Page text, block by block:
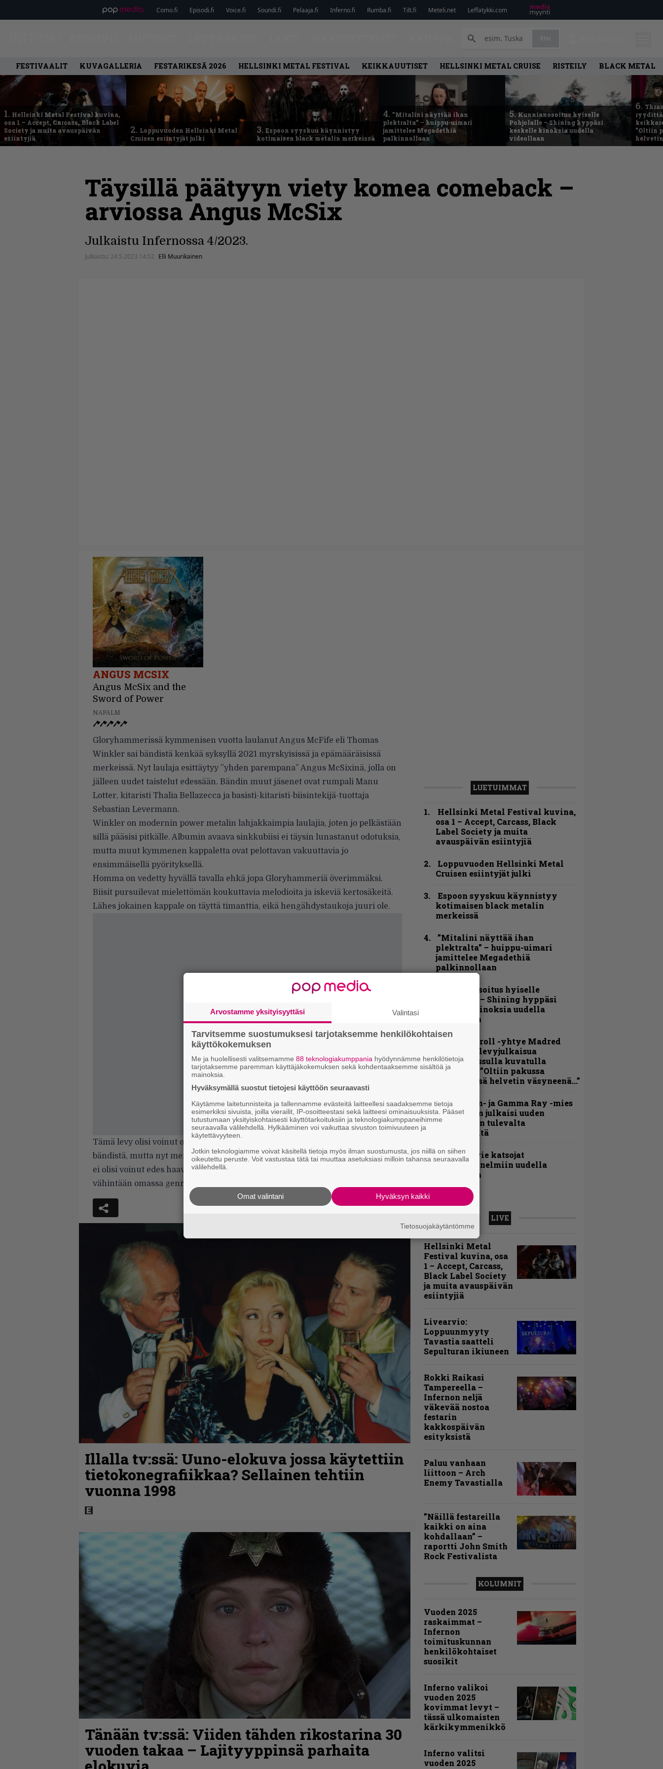
Como.fi Episodi.fi Voice.fi Soundi.fi Pelaaja.fi Inferno.fi Rumba.fi Tilt.fi Meteli.net Leffatykki.com
FESTIVAALIT KUVAGALLERIA FESTARIKESÄ 2026 HELLSINKI METAL FESTIVAL KEIKKAUUTISET HELLSINKI METAL CRUISE RISTEILY BLACK METAL
1. Hellsinki Metal Festival kuvina,
osa 1 – Accept, Carcass, Black Label
Society ja muita avauspäivän
esiintyjiä
2. Loppuvuoden Hellsinki Metal
Cruisen esiintyjät julki
3. Espoon syyskuu käynnistyy
kotimaisen black metalin merkeissä
4. ”Mitalini näyttää ihan
plektralta” – huippu-uimari
jamittelee Megadethiä
palkinnollaan
5. Kunnianosoitus hyiselle
Pohjolalle – Shining hyppäsi
keskelle kinoksia uudella
videollaan
6.
”Oltiin
Täysillä päätyyn viety komea comeback –
arviossa Angus McSix
Julkaistu Infernossa 4/2023.
Julkaistu: 24.5.2023 14:52 Elli Muurikainen
ANGUS MCSIX
Angus McSix and the
Sword of Power
NAPALM
Gloryhammerissä kymmenisen vuotta laulanut Angus McFife eli Thomas
Winkler sai bändistä kenkää syksyllä 2021 myrskyisissä ja epämääräisissä
merkeissä. Nyt laulaja esittäytyy ”yhden parempana” Angus McSixinä, jolla on
jälleen uudet taistelut edessään. Bändin muut jäsenet ovat rumpali Manu
Lotter, kitaristi Thalia Bellazecca ja basisti-kitaristi-biisintekijä-tuottaja
Sebastian Levermann.
Winkler on modernin power metalin lahjakkaimpia laulajia, joten jo pelkästään
sillä pääsisi pitkälle. Albumin avaava sinkkubiisi ei täysin lunastanut odotuksia,
mutta muut kymmenen kappaletta ovat pelottavan vakuuttavia jo
ensimmäisellä pyörityksellä.
Homma on vedetty hyvällä tavalla ehkä jopa Gloryhammeriä överimmäksi.
Biisit pursuilevat mielettömän koukuttavia melodioita ja iskeviä kertosäkeitä.
Lähes jokainen kappale on täyttä timanttia, eikä hengähdystaukoja juuri ole.
Tämä levy olisi voinut olla käppäistä b-luokan toisintoa solistin aiemmasta
bändistä, mutta nyt mentiinkin täysillä päätyyn. Komeammasta comebackistä
ei olisi voinut edes haaveilla. Tämän on oltava vuoden kovimpia levyjä,
vähintään omassa genressään.
Illalla tv:ssä: Uuno-elokuva jossa käytettiin
tietokonegrafiikkaa? Sellainen tehtiin
vuonna 1998
Tänään tv:ssä: Viiden tähden rikostarina 30
vuoden takaa – Lajityyppinsä parhaita
LUETUIMMAT
Hellsinki Metal Festival kuvina,
osa 1 – Accept, Carcass, Black
Label Society ja muita
avauspäivän esiintyjiä
Loppuvuoden Hellsinki Metal
Cruisen esiintyjät julki
Espoon syyskuu käynnistyy
kotimaisen black metalin
merkeissä
”Mitalini näyttää ihan
plektralta” – huippu-uimari
jamittelee Megadethiä
palkinnollaan
Kunnianosoitus hyiselle
Pohjolalle – Shining hyppäsi
keskelle kinoksia uudella
videollaan
Thrash ’n’ roll -yhtye Madred
ryydittää levyjulkaisua
keikkareissulla kuvatulla
videolla – ”Oltiin pakussa
kusihädässä helvetin väsyneenä…”
Helloween- ja Gamma Ray -mies
Kai Hansen julkaisi uuden
maistiaisen tulevalta
soololevyltä
Anthrax vie katsojat
keikkatunnelmiin uudella
videollaan
LIVE
Hellsinki Metal
Festival kuvina, osa
1 – Accept, Carcass,
Black Label Society
ja muita avauspäivän
esiintyjiä
Livearvio:
Loppuunmyyty
Tavastia saatteli
Sepulturan ikiuneen
Rokki Raikasi
Tampereella –
Infernon neljä
väkevää nostoa
festarin
kakkospäivän
esityksistä
Paluu vanhaan
liittoon – Arch
Enemy Tavastialla
”Näillä festareilla
kaikki on aina
kohdallaan” –
raportti John Smith
Rock Festivalista
KOLUMNIT
Vuoden 2025
raskaimmat –
Infernon
toimituskunnan
henkilökohtaiset
suosikit
Inferno valikoi
vuoden 2025
kovimmat levyt –
tässä ulkomaisten
kärkikymmenikkö
Inferno valitsi
vuoden 2025
Arvostamme yksityisyyttäsi Valintasi
Tarvitsemme suostumuksesi tarjotaksemme henkilökohtaisen
käyttökokemuksen
Me ja huolellisesti valitsemamme 88 teknologiakumppania hyödynnämme henkilötietoja
tarjotaksemme paremman käyttäjäkokemuksen sekä kohdentaaksemme sisältöä ja
mainoksia.
Hyväksymällä suostut tietojesi käyttöön seuraavasti
Käytämme laitetunnisteita ja tallennamme evästeitä laitteellesi saadaksemme tietoja
esimerkiksi sivuista, joilla vierailit, IP-osoitteestasi sekä laitteesi ominaisuuksista. Pääset
tutustumaan yksityiskohtaisesti käyttötarkoituksiin ja teknologiakumppaneihimme
seuraavalla välilehdellä. Hylkääminen voi vaikuttaa sivuston toimivuuteen ja
käytettävyyteen.
Jotkin teknologiamme voivat käsitellä tietoja myös ilman suostumusta, jos niillä on siihen
oikeutettu peruste. Voit vastustaa tätä tai muuttaa asetuksiasi milloin tahansa seuraavalla
välilehdellä.
Hyväksyn kaikki
Omat valintani
Tietosuojakäytäntömme